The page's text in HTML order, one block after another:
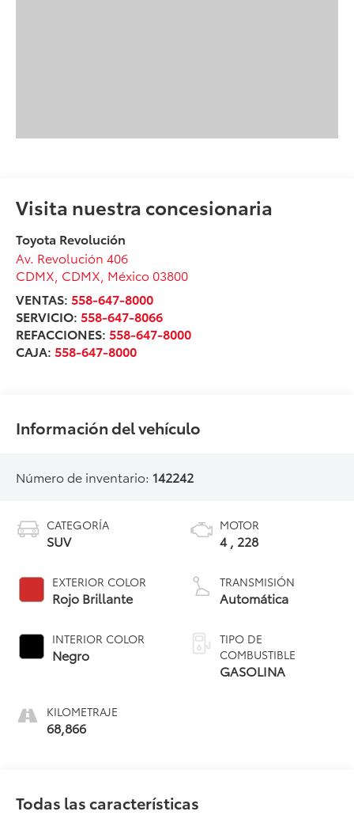
Visita nuestra concesionaria
Toyota Revolución
Av. Revolución 406
CDMX CDMX , México 03800
VENTAS:558-647-8000
SERVICIO:558-647-8066
REFACCIONES:558-647-8000
CAJA:558-647-8000
Información del vehículo
Número de inventario: 142242
CATEGORÍA
SUV
EXTERIOR COLOR
Rojo Brillante
INTERIOR COLOR
Negro
KILOMETRAJE
68,866
MOTOR
4 , 228
TRANSMISIÓN
Automática
TIPO DE
COMBUSTIBLE
GASOLINA
Todas las características